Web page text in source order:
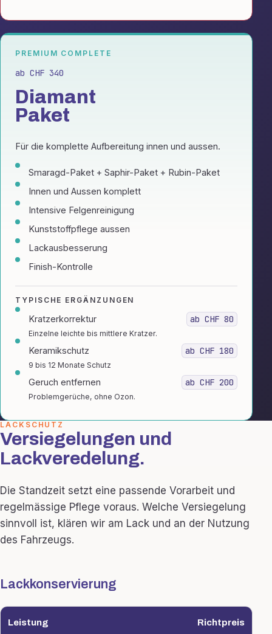
PREMIUM COMPLETE
ab CHF 340
Diamant
Paket
Für die komplette Aufbereitung innen und aussen.
Smaragd-Paket + Saphir-Paket + Rubin-Paket
Innen und Aussen komplett
Intensive Felgenreinigung
Kunststoffpflege aussen
Lackausbesserung
Finish-Kontrolle
TYPISCHE ERGÄNZUNGEN
Kratzerkorrektur ab CHF 80
Einzelne leichte bis mittlere Kratzer.
Keramikschutz ab CHF 180
9 bis 12 Monate Schutz
Geruch entfernen ab CHF 200
Problemgerüche, ohne Ozon.
LACKSCHUTZ
Versiegelungen und
Lackveredelung.
Die Standzeit setzt eine passende Vorarbeit und
regelmässige Pflege voraus. Welche Versiegelung
sinnvoll ist, klären wir am Lack und an der Nutzung
des Fahrzeugs.
Lackkonservierung
Leistung Richtpreis